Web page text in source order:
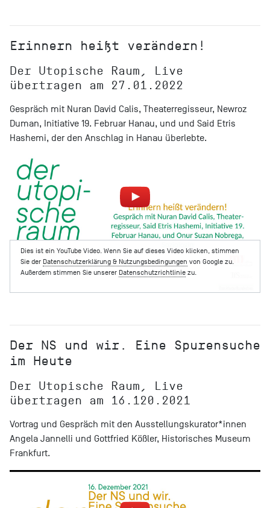
Erinnern heißt verändern!
Der Utopische Raum, Live
übertragen am 27.01.2022
Gespräch mit Nuran David Calis, Theaterregisseur, Newroz
Duman, Initiative 19. Februar Hanau, und und Said Etris
Hashemi, der den Anschlag in Hanau überlebte.
Dies ist ein YouTube Video. Wenn Sie auf dieses Video klicken, stimmen
Sie der Datenschutzerklärung & Nutzungsbedingungen von Google zu.
Außerdem stimmen Sie unserer Datenschutzrichtliniezu.
Der NS und wir. Eine Spurensuche
im Heute
Der Utopische Raum, Live
übertragen am 16.120.2021
Vortrag und Gespräch mit den Ausstellungskurator*innen
Angela Jannelli und Gottfried Kößler, Historisches Museum
Frankfurt.